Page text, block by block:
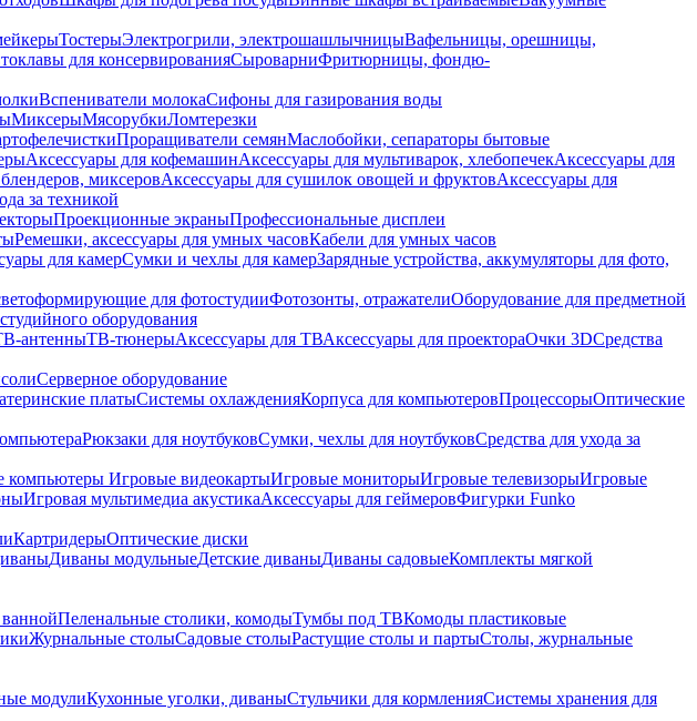
ТостерыЭлектрогрили, электрошашлычницыВафельницы, орешницы,
для консервированияСыроварниФритюрницы, фондю-
Вспениватели молокаСифоны для газирования воды
МиксерыМясорубкиЛомтерезки
Проращиватели семянМаслобойки, сепараторы бытовые
Аксессуары для кофемашинАксессуары для мультиварок, хлебопечекАксессуары для
миксеровАксессуары для сушилок овощей и фруктовАксессуары для
за техникой
Проекционные экраныПрофессиональные дисплеи
Ремешки, аксессуары для умных часовКабели для умных часов
для камерСумки и чехлы для камерЗарядные устройства, аккумуляторы для фото,
для фотостудииФотозонты, отражателиОборудование для предметной
оборудования
антенныТВ-тюнерыАксессуары для ТВАксессуары для проектораОчки 3DСредства
Серверное оборудование
платыСистемы охлажденияКорпуса для компьютеровПроцессорыОптические
Рюкзаки для ноутбуковСумки, чехлы для ноутбуковСредства для ухода за
компьютеры Игровые видеокартыИгровые мониторыИгровые телевизорыИгровые
Игровая мультимедиа акустикаАксессуары для геймеровФигурки Funko
КартридерыОптические диски
Диваны модульныеДетские диваныДиваны садовыеКомплекты мягкой
Пеленальные столики, комодыТумбы под ТВКомоды пластиковые
Журнальные столыСадовые столыРастущие столы и партыСтолы, журнальные
модулиКухонные уголки, диваныСтульчики для кормленияСистемы хранения для